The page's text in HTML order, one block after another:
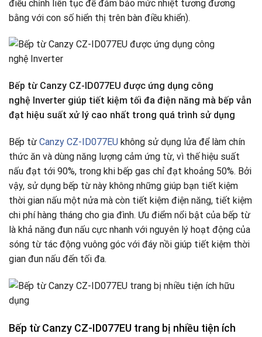
điều chỉnh liên tục để đảm bảo mức nhiệt tương đương
bằng với con số hiển thị trên bàn điều khiển).
Bếp từ Canzy CZ-ID077EU được ứng dụng công
nghệ Inverter giúp tiết kiệm tối đa điện năng mà bếp vẫn
đạt hiệu suất xử lý cao nhất trong quá trình sử dụng
Bếp từ Canzy CZ-ID077EU không sử dụng lửa để làm chín
thức ăn và dùng năng lượng cảm ứng từ, vì thế hiệu suất
nấu đạt tới 90%, trong khi bếp gas chỉ đạt khoảng 50%. Bởi
vậy, sử dụng bếp từ này không những giúp bạn tiết kiệm
thời gian nấu một nửa mà còn tiết kiệm điện năng, tiết kiệm
chi phí hàng tháng cho gia đình. Ưu điểm nổi bật của bếp từ
là khả năng đun nấu cực nhanh với nguyên lý hoạt động của
sóng từ tác động vuông góc với đáy nồi giúp tiết kiệm thời
gian đun nấu đến tối đa.
Bếp từ Canzy CZ-ID077EU trang bị nhiều tiện ích